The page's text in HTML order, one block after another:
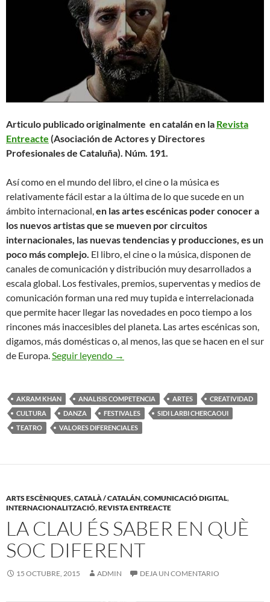
Articulo publicado originalmente en catalán en la Revista
Entreacte (Asociación de Actores y Directores
Profesionales de Cataluña). Núm. 191.
Así como en el mundo del libro, el cine o la música es
relativamente fácil estar a la última de lo que sucede en un
ámbito internacional,en las artes escénicas poder conocer a
los nuevos artistas que se mueven por circuitos
internacionales, las nuevas tendencias y producciones, es un
poco más complejo. El libro, el cine o la música, disponen de
canales de comunicación y distribución muy desarrollados a
escala global. Los festivales, premios, superventas y medios de
comunicación forman una red muy tupida e interrelacionada
que permite hacer llegar las novedades en poco tiempo a los
rincones más inaccesibles del planeta. Las artes escénicas son,
digamos, más domésticas o, al menos, las que se hacen en el sur
de Europa.Seguir leyendo LA CLAVE ESTÁ EN SABER EN QUÉ
→
AKRAM KHAN ANALISIS COMPETENCIA ARTES
CREATIVIDAD
CULTURA
DANZA FESTIVALES
SIDI LARBI CHERCAOUI
TEATRO
VALORES DIFERENCIALES
ARTS ESCÈNIQUES,CATALÀ / CATALÁN,COMUNICACIÓ DIGITAL,
INTERNACIONALITZACIÓ,REVISTA ENTREACTE
LA CLAU ÉS SABER EN QUÈ
SOC DIFERENT
15 OCTUBRE, 2015 ADMIN DEJA UN COMENTARIO